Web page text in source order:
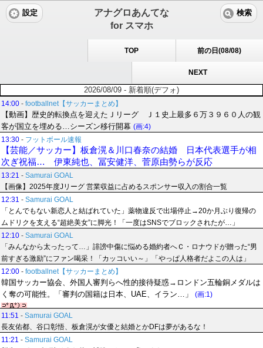
アナグロあんてな
for スマホ
設定 検索
TOP 前の日(08/08)
NEXT
2026/08/09 - 新着順(デフォ)
14:00 - footballnet【サッカーまとめ】
【動画】歴史的転換点を迎えたＪリーグ Ｊ１史上最多６万３９６０人の観
客が国立を埋める…シーズン移行開幕 (画:4)
13:30 - フットボール速報
【芸能／サッカー】板倉滉＆川口春奈の結婚 日本代表選手が相
次ぎ祝福… 伊東純也、冨安健洋、菅原由勢らが反応
13:21 - Samurai GOAL
【画像】2025年度Jリーグ 営業収益に占めるスポンサー収入の割合一覧
12:31 - Samurai GOAL
「とんでもない新恋人と結ばれていた」薬物違反で出場停止→20か月ぶり復帰の
ムドリクを支える“超絶美女”に脚光！「一度はSNSでブロックされたが…」
12:10 - Samurai GOAL
「みんなから太ったって…」誹謗中傷に悩める婚約者へＣ・ロナウドが贈った“男
前すぎる激励”にファン喝采！「カッコいい～」「やっぱ人格者だよこの人は」
12:00 - footballnet【サッカーまとめ】
韓国サッカー協会、外国人審判らへ性的接待疑惑→ロンドン五輪銅メダルは
く奪の可能性。「審判の国籍は日本、UAE、イラン…」
(画:1)
11:51 - Samurai GOAL
長友佑都、谷口彰悟、板倉滉が女優と結婚とかDFは夢があるな！
11:21 - Samurai GOAL